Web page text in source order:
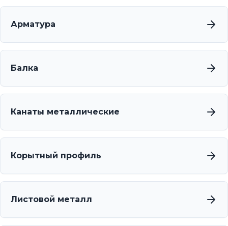
Арматура
Балка
Канаты металлические
Корытный профиль
Листовой металл